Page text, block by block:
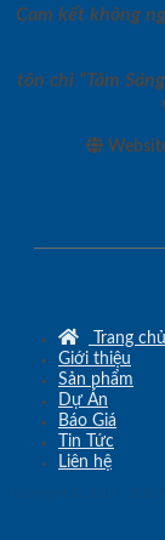
Cam kết không
tôn chỉ “Tâm
Trang chủ
Giới thiệu
Sản phẩm
Dự Án
Báo Giá
Tin Tức
Liên hệ